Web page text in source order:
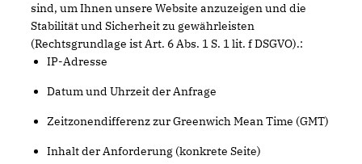
sind, um Ihnen unsere Website anzuzeigen und die
Stabilität und Sicherheit zu gewährleisten
(Rechtsgrundlage ist Art. 6 Abs. 1 S. 1 lit. f DSGVO).:
IP-Adresse
Datum und Uhrzeit der Anfrage
Zeitzonendifferenz zur Greenwich Mean Time (GMT)
Inhalt der Anforderung (konkrete Seite)